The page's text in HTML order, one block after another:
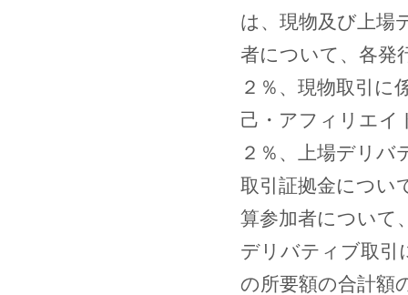
は、現物及び上場
者について、各発
２％、現物取引に
己・アフィリエイ
２％、上場デリ
取引証拠金につい
算参加者について
デリバティブ取引
の所要額の合計額